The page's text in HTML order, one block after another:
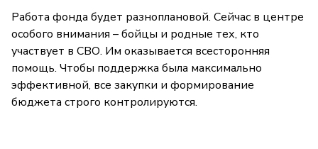
Работа фонда будет разноплановой. Сейчас в центре
особого внимания – бойцы и родные тех, кто
участвует в СВО. Им оказывается всесторонняя
помощь. Чтобы поддержка была максимально
эффективной, все закупки и формирование
бюджета строго контролируются.